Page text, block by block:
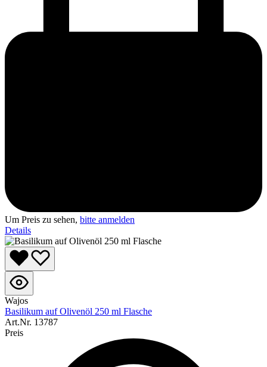
Um Preis zu sehen, bitte anmelden
Details
Wajos
Basilikum auf Olivenöl 250 ml Flasche
Art.Nr. 13787
Preis